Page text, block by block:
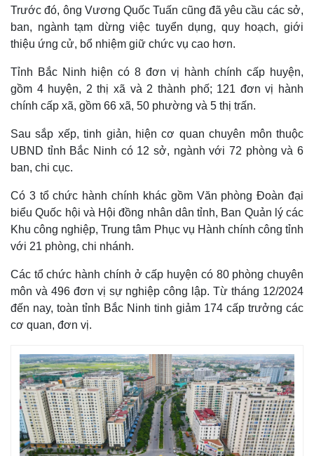
Thế giới
Quan sát
Cuộc sống đó đây
Hồ sơ
Multimedia
Video
E-Magazine
Infographic
Trước đó, ông Vương Quốc Tuấn cũng đã yêu cầu các sở,
ban, ngành tạm dừng việc tuyển dụng, quy hoạch, giới
thiệu ứng cử, bổ nhiệm giữ chức vụ cao hơn.
Tỉnh Bắc Ninh hiện có 8 đơn vị hành chính cấp huyện,
gồm 4 huyện, 2 thị xã và 2 thành phố; 121 đơn vị hành
chính cấp xã, gồm 66 xã, 50 phường và 5 thị trấn.
Sau sắp xếp, tinh giản, hiện cơ quan chuyên môn thuộc
UBND tỉnh Bắc Ninh có 12 sở, ngành với 72 phòng và 6
ban, chi cục.
Có 3 tổ chức hành chính khác gồm Văn phòng Đoàn đại
biểu Quốc hội và Hội đồng nhân dân tỉnh, Ban Quản lý các
Khu công nghiệp, Trung tâm Phục vụ Hành chính công tỉnh
với 21 phòng, chi nhánh.
Các tổ chức hành chính ở cấp huyện có 80 phòng chuyên
môn và 496 đơn vị sự nghiệp công lập. Từ tháng 12/2024
đến nay, toàn tỉnh Bắc Ninh tinh giảm 174 cấp trưởng các
cơ quan, đơn vị.